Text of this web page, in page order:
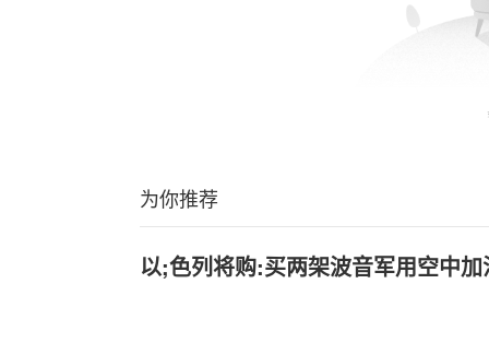
为你推荐
以;色列将购:买两架波音军用空中加